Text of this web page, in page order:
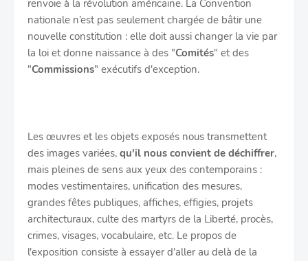
renvoie à la révolution américaine. La Convention
nationale n’est pas seulement chargée de bâtir une
nouvelle constitution : elle doit aussi changer la vie par
la loi et donne naissance à des "Comités" et des
"Commissions" exécutifs d'exception.
Les œuvres et les objets exposés nous transmettent
des images variées, qu'il nous convient de déchiffrer,
mais pleines de sens aux yeux des contemporains :
modes vestimentaires, unification des mesures,
grandes fêtes publiques, affiches, effigies, projets
architecturaux, culte des martyrs de la Liberté, procès,
crimes, visages, vocabulaire, etc. Le propos de
l'exposition consiste à essayer d'aller au delà de la